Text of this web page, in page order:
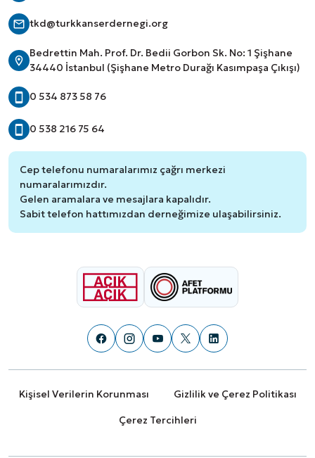
tkd@turkkanserdernegi.org
Bedrettin Mah. Prof. Dr. Bedii Gorbon Sk. No: 1 Şişhane
34440 İstanbul (Şişhane Metro Durağı Kasımpaşa Çıkışı)
0 534 873 58 76
0 538 216 75 64
Cep telefonu numaralarımız çağrı merkezi
numaralarımızdır.
Gelen aramalara ve mesajlara kapalıdır.
Sabit telefon hattımızdan derneğimize ulaşabilirsiniz.
Kişisel Verilerin Korunması Gizlilik ve Çerez Politikası
Çerez Tercihleri